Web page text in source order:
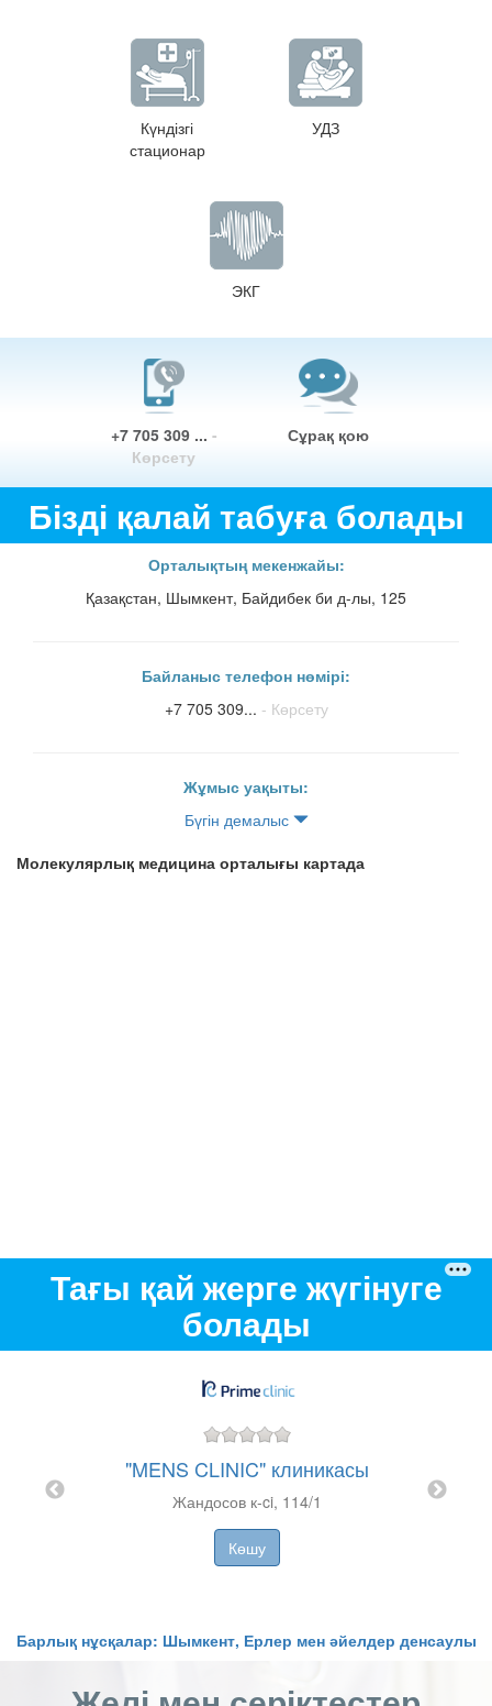
Күндізгі
стационар
УДЗ
ЭКГ
+7 705 309 ... -
Көрсету
Сұрақ қою
Бізді қалай табуға болады
Орталықтың мекенжайы:
Қазақстан, Шымкент, Байдибек би д-лы, 125
Байланыс телефон нөмірі:
+7 705 309... - Көрсету
Жұмыс уақыты:
Бүгін демалыс
Молекулярлық медицина орталығы картада
Тағы қай жерге жүгінуге
болады
"MENS CLINIC" клиникасы
Жандосов к-ci, 114/1
Көшу
Барлық нұсқалар: Шымкент, Ерлер мен әйелдер